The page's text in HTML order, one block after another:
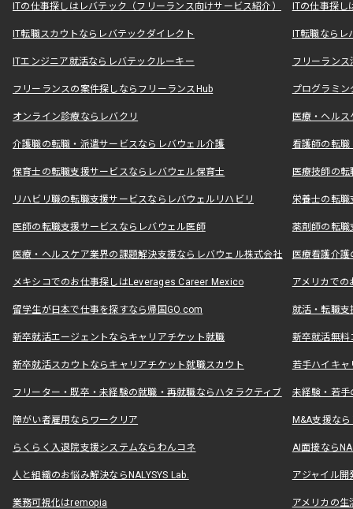
ITの仕事探しはレバテック（フリーランス向けサービス紹介） ITの仕事探
IT転職スカウトならレバテックダイレクト IT転職なら
ITエンジニア就活ならレバテックルーキー フリーラン
フリーランスの案件探しならフリーランスHub プログラミ
オンライン診療ならレバクリ 医療・ヘル
介護職の転職・派遣サービスならレバウェル介護 看護師の転
保育士の転職支援サービスならレバウェル保育士 医療技師の
リハビリ職の転職支援サービスならレバウェルリハビリ 栄養士の転
医師の転職支援サービスならレバウェル医師 薬剤師の転
医療・ヘルスケア業界の課題解決支援ならレバウェル株式会社 医療看護介
メキシコでのお仕事探しはLeverages Career Mexico アメリカで
留学生が日本で仕事を探すなら帰国GO.com 就活・転職
新卒就活エージェントならキャリアチケット就職 新卒就活無料
新卒就活スカウトならキャリアチケット就職スカウト 若手ハイキ
フリーター・既卒・未経験の就職・再就職ならハタラクティブ 未経験・若手
障がい者雇用ならワークリア M&A支援な
らくらく入退院支援システムならわんコネ AI面接なら
人と組織のお悩み解決ならNALYSYS Lab. アジャイル
業務可視化はremopia アメリカの